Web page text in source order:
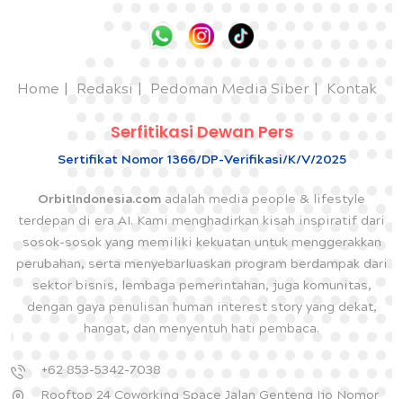
Home Redaksi Pedoman Media Siber Kontak
Serfitikasi Dewan Pers
Sertifikat Nomor 1366/DP-Verifikasi/K/V/2025
OrbitIndonesia.com adalah media people & lifestyle
terdepan di era AI. Kami menghadirkan kisah inspiratif dari
sosok-sosok yang memiliki kekuatan untuk menggerakkan
perubahan, serta menyebarluaskan program berdampak dari
sektor bisnis, lembaga pemerintahan, juga komunitas,
dengan gaya penulisan human interest story yang dekat,
hangat, dan menyentuh hati pembaca.
+62 853-5342-7038